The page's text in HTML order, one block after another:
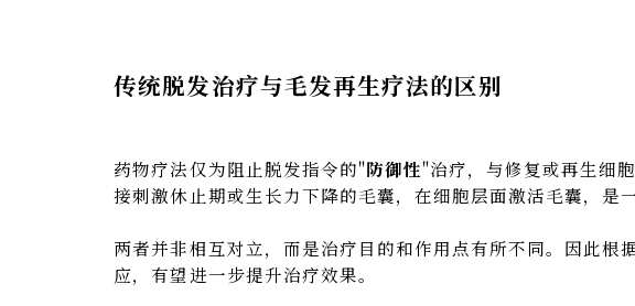
传统脱发治疗与毛发再生疗法的区别
药物疗法仅为阻止脱发指令的"防御性"治疗，与修复或再生细
接刺激休止期或生长力下降的毛囊，在细胞层面激活毛囊，是
两者并非相互对立，而是治疗目的和作用点有所不同。因此根
应，有望进一步提升治疗效果。